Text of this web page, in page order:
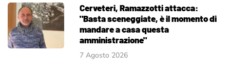
Cerveteri, Ramazzotti attacca:
"Basta sceneggiate, è il momento di
mandare a casa questa
amministrazione"
7 Agosto 2026